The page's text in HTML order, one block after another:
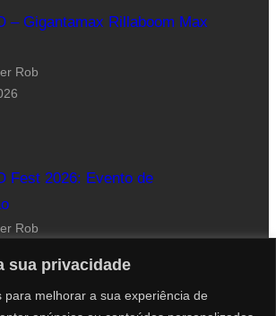
sua privacidade
para melhorar a sua experiência de
– Gigantamax Rillaboom Max
Rob
Fest 2026: Evento de
Rob